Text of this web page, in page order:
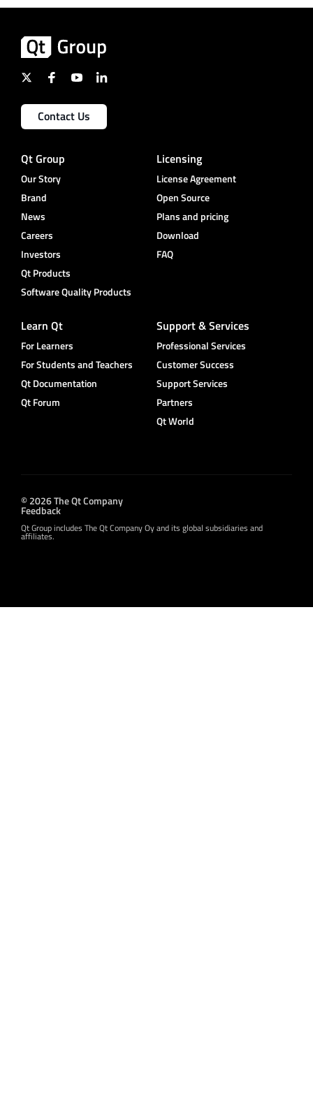
Contact Us
Qt Group
Our Story
Brand
News
Careers
Investors
Qt Products
Software Quality Products
Licensing
License Agreement
Open Source
Plans and pricing
Download
FAQ
Learn Qt
For Learners
For Students and Teachers
Qt Documentation
Qt Forum
Support & Services
Professional Services
Customer Success
Support Services
Partners
Qt World
© 2026 The Qt Company
Feedback
Qt Group includes The Qt Company Oy and its global subsidiaries and
affiliates.